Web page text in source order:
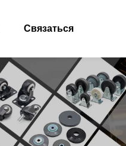
Связаться